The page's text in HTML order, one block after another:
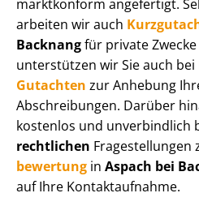
marktkonform angefertigt.
arbeiten wir auch
Backnangfür private
unterstützen wir Sie auch bei
Gutachten zur Anhebung
Abschreibungen. Darüber
kostenlos und unverbindlich
rechtlichen Fragestellungen
be­wer­tung in Aspach bei
auf Ihre Kontaktaufnahme.